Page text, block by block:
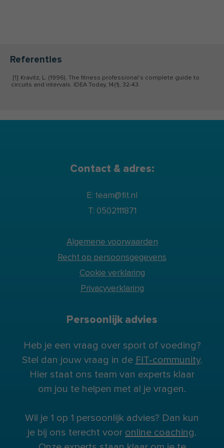
gericht op de ontwikkeling van
Referenties
[1] Kravitz, L. (1996). The fitness professional’s complete guide to
circuits and intervals. IDEA Today, 14(1), 32-43.
Contact & adres:
E: team@fit.nl
T: 0502111871
Algemene voorwaarden
Recht op persoonsgegevens
Cookie verklaring
Privacyverklaring
Persoonlijk advies
Heb je een vraag over sport of voeding?
Stel dan jouw vraag in de FIT-community.
Hier staat ons team van experts klaar
om jou te helpen met al je vragen.
Wil je 1 op 1 persoonlijk advies? Dan kun
je bij ons terecht voor online coaching.